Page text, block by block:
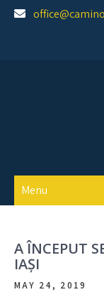
Skip
Menu
A ÎNCEPUT
IAȘI
MAY 24, 2019